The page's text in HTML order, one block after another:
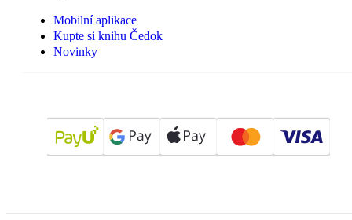
Mobilní aplikace
Kupte si knihu Čedok
Novinky